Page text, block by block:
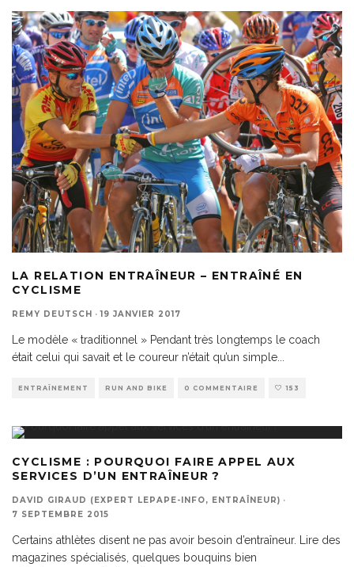
LA RELATION ENTRAÎNEUR – ENTRAÎNÉ EN
CYCLISME
REMY DEUTSCH · 19 JANVIER 2017
Le modèle « traditionnel » Pendant très longtemps le coach
était celui qui savait et le coureur n’était qu’un simple
ENTRAÎNEMENT RUN AND BIKE 0 COMMENTAIRE 153
CYCLISME : POURQUOI FAIRE APPEL AUX
SERVICES D’UN ENTRAÎNEUR ?
DAVID GIRAUD (EXPERT LEPAPE-INFO, ENTRAÎNEUR) ·
7 SEPTEMBRE 2015
Certains athlètes disent ne pas avoir besoin d’entraîneur. Lire des
magazines spécialisés, quelques bouquins bien